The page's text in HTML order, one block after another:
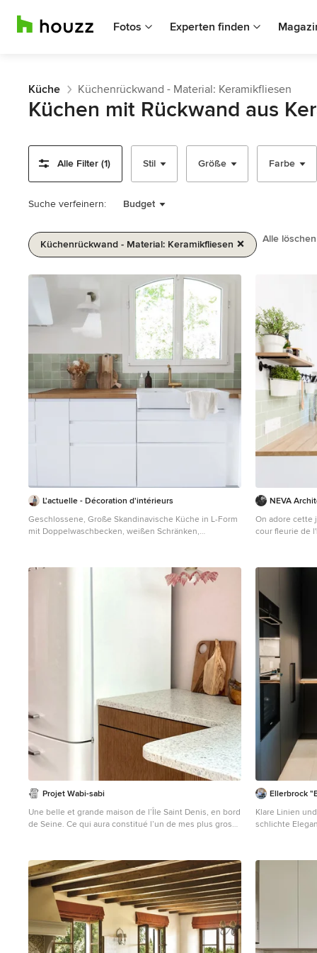
Fotos Experten finden
Küche Küchenrückwand - Material: Keramikfliesen
Küchen mit Rückwand aus
Alle Filter (1) Stil Größe Farbe
Suche verfeinern: Budget
Küchenrückwand - Material: Keramikfliesen Alle löschen
von
L'actuelle - Décoration d'intérieurs
Geschlossene, Große Skandinavische Küche in L-Form
mit Doppelwaschbecken, weißen Schränken,
Zementfliesen für Boden, Kücheninsel, weißem Boden
NEVA
On adore cette
cour fleurie de
campagne,
carreaux style
accessoires
de l'ensemble,
béton.
Projet Wabi-sabi
Une belle et grande maison de l’Île Saint Denis, en bord
de Seine. Ce qui aura constitué l’un de mes plus gros
quelques références qui ont construit ses souvenirs de
maman et d’amoureuse. Monsieur lui, aime le
minimalisme, le minéral, l’art déco et les couleurs
froides (et le rose aussi quand même!). Tous deux
aiment les chats, les plantes, le rock, rire et voyager. Ils
sont drôles, accueillants, généreux, (très) patients mais
(super) perfectionnistes et parfois difficiles à mettre
d’accord ? Et voilà le résultat : un mix and match de
Ellerbrock
Klare Linien
schlichte
strukturierte